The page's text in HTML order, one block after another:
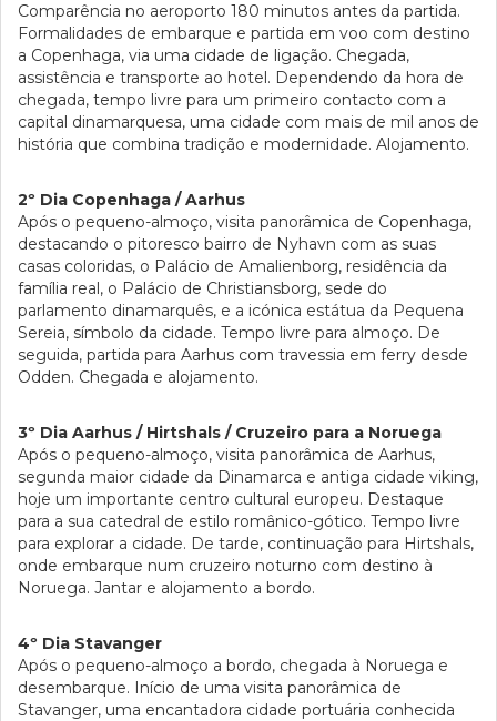
Comparência no aeroporto 180 minutos antes da partida.
Formalidades de embarque e partida em voo com destino
a Copenhaga, via uma cidade de ligação. Chegada,
assistência e transporte ao hotel. Dependendo da hora de
chegada, tempo livre para um primeiro contacto com a
capital dinamarquesa, uma cidade com mais de mil anos de
história que combina tradição e modernidade. Alojamento.
2º Dia Copenhaga / Aarhus
Após o pequeno-almoço, visita panorâmica de Copenhaga,
destacando o pitoresco bairro de Nyhavn com as suas
casas coloridas, o Palácio de Amalienborg, residência da
família real, o Palácio de Christiansborg, sede do
parlamento dinamarquês, e a icónica estátua da Pequena
Sereia, símbolo da cidade. Tempo livre para almoço. De
seguida, partida para Aarhus com travessia em ferry desde
Odden. Chegada e alojamento.
3º Dia Aarhus / Hirtshals / Cruzeiro para a Noruega
Após o pequeno-almoço, visita panorâmica de Aarhus,
segunda maior cidade da Dinamarca e antiga cidade viking,
hoje um importante centro cultural europeu. Destaque
para a sua catedral de estilo românico-gótico. Tempo livre
para explorar a cidade. De tarde, continuação para Hirtshals,
onde embarque num cruzeiro noturno com destino à
Noruega. Jantar e alojamento a bordo.
4º Dia Stavanger
Após o pequeno-almoço a bordo, chegada à Noruega e
desembarque. Início de uma visita panorâmica de
Stavanger, uma encantadora cidade portuária conhecida